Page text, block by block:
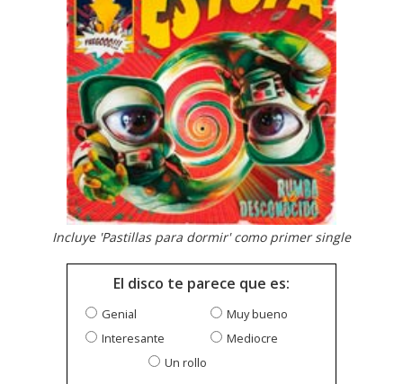
Incluye 'Pastillas para dormir' como primer single
El disco te parece que es:
Genial
Muy bueno
Interesante
Mediocre
Un rollo